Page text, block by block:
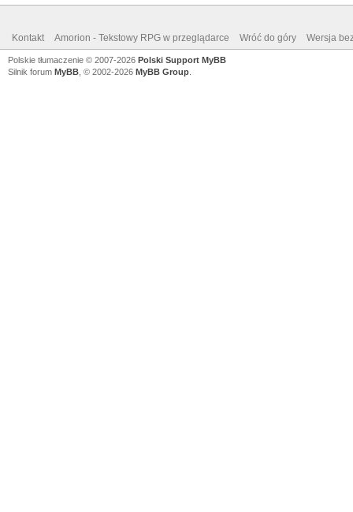
Kontakt Amorion - Tekstowy RPG w przeglądarce Wróć do góry Wersja
Polskie tłumaczenie © 2007-2026 Polski Support MyBB
Silnik forum MyBB , © 2002-2026 MyBB Group